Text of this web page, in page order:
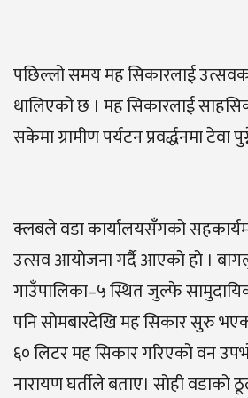
पछिल्लो समय मह सिकारलाई
थालिएको छ । मह सिकारलाई
सकेमा ग्रामीण पर्यटन प्रवर्द्धनमा टेवा
क्लबले वडा कार्यालयसँगको
उत्सव आयोजना गर्दै आएको हो ।
गाउँपालिका–५ स्थित जुल्फे
पनि सोमबारदेखि मह सिकार सुरु
६० लिटर मह सिकार गरिएको वन
नारायण घर्तीले बताए। सोही वडाको